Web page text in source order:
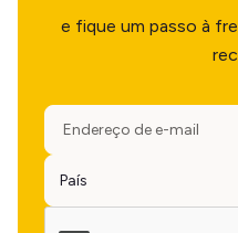
e fique um passo à